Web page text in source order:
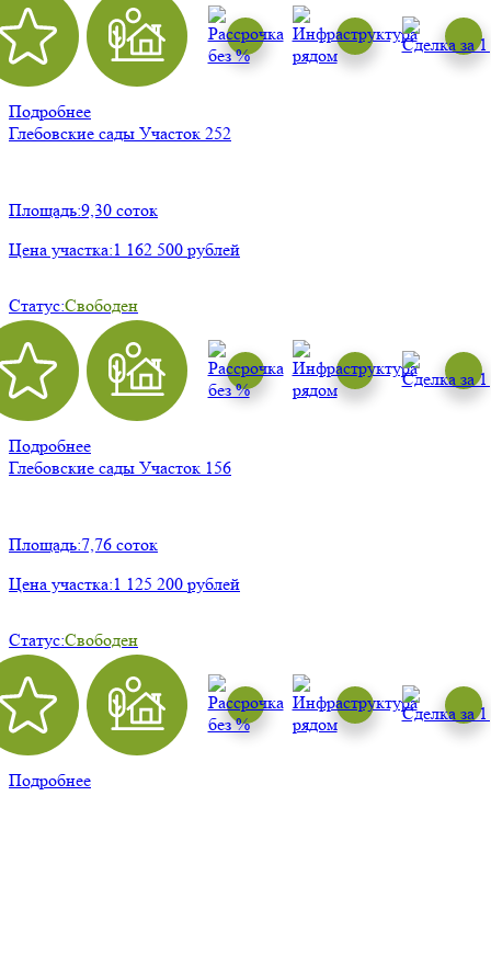
Подробнее
Глебовские сады Участок 252
Площадь:9,30 соток
Цена участка:1 162 500 рублей
Статус:Свободен
Подробнее
Глебовские сады Участок 156
Площадь:7,76 соток
Цена участка:1 125 200 рублей
Статус:Свободен
Подробнее